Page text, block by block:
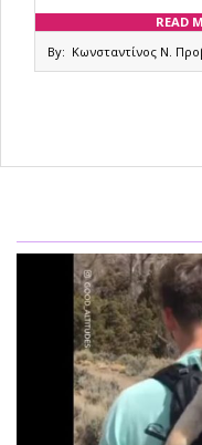
READ
03-
By: Κωνσταντίνος Ν.